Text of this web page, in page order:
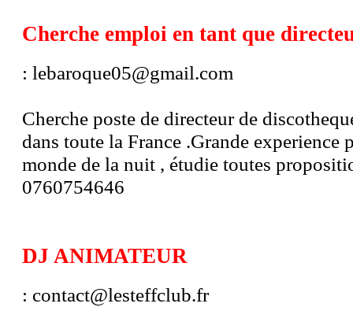
Cherche emploi en tant que
: lebaroque05@gmail.com
Cherche poste de directeur de
dans toute la France .Grande experience
monde de la nuit , étudie toutes
0760754646
DJ ANIMATEUR
: contact@lesteffclub.fr